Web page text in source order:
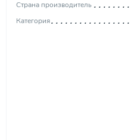
Страна производитель
Категория